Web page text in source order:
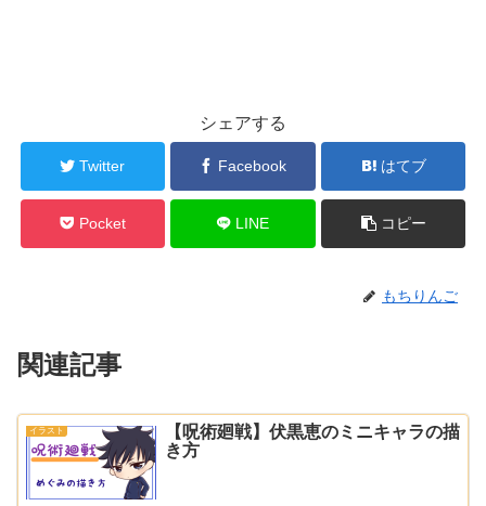
シェアする
Twitter Facebook はてブ
Pocket LINE コピー
もちりんご
関連記事
イラスト
【呪術廻戦】伏黒恵のミニキャラの描
き方